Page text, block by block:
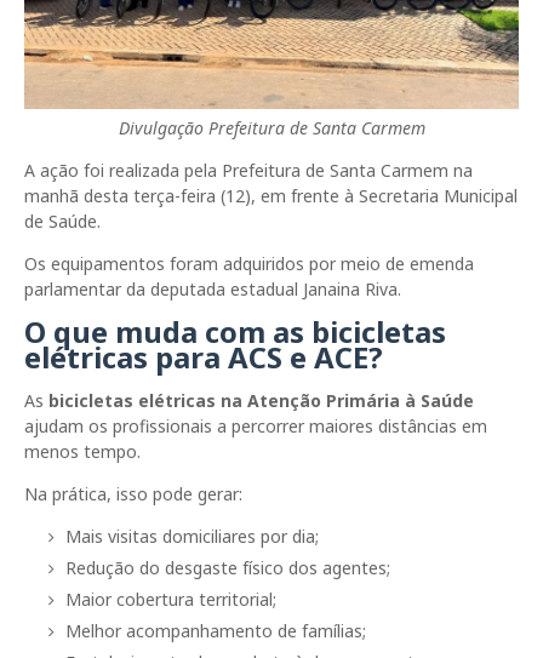
Divulgação Prefeitura de Santa Carmem
A ação foi realizada pela Prefeitura de Santa Carmem na
manhã desta terça-feira (12), em frente à Secretaria Municipal
de Saúde.
Os equipamentos foram adquiridos por meio de emenda
parlamentar da deputada estadual Janaina Riva.
O que muda com as bicicletas
elétricas para ACS e ACE?
As bicicletas elétricas na Atenção Primária à Saúde
ajudam os profissionais a percorrer maiores distâncias em
menos tempo.
Na prática, isso pode gerar:
Mais visitas domiciliares por dia;
Redução do desgaste físico dos agentes;
Maior cobertura territorial;
Melhor acompanhamento de famílias;